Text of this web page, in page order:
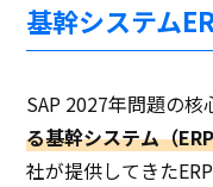
基幹システム
SAP 2027年問題の
る基幹システム（
社が提供してきた